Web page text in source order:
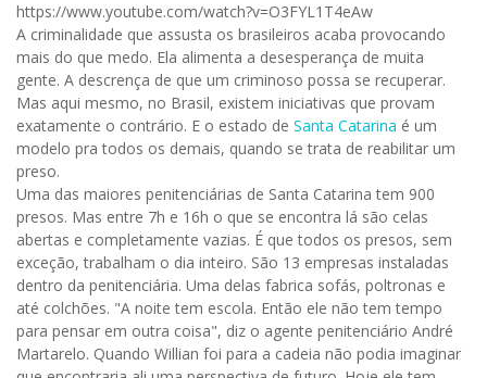
https://www.youtube.com/watch?v=O3FYL1T4eAw
A criminalidade que assusta os brasileiros acaba provocando
mais do que medo. Ela alimenta a desesperança de muita
gente. A descrença de que um criminoso possa se recuperar.
Mas aqui mesmo, no Brasil, existem iniciativas que provam
exatamente o contrário. E o estado de Santa Catarina é um
modelo pra todos os demais, quando se trata de reabilitar um
preso.
Uma das maiores penitenciárias de Santa Catarina tem 900
presos. Mas entre 7h e 16h o que se encontra lá são celas
abertas e completamente vazias. É que todos os presos, sem
exceção, trabalham o dia inteiro. São 13 empresas instaladas
dentro da penitenciária. Uma delas fabrica sofás, poltronas e
até colchões. "A noite tem escola. Então ele não tem tempo
para pensar em outra coisa", diz o agente penitenciário André
Martarelo. Quando Willian foi para a cadeia não podia imaginar